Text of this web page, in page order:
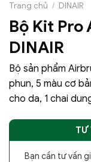
Trang chủ / DINAIR
Bộ Kit
DINAIR
Bộ sản phẩm
phun, 5 màu cơ
cho da, 1 chai
TƯ
Bạn cần tư vấn